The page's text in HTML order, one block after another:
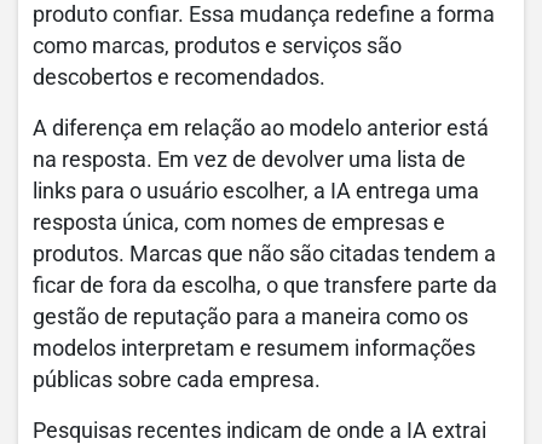
produto confiar. Essa mudança redefine a forma
como marcas, produtos e serviços são
descobertos e recomendados.
A diferença em relação ao modelo anterior está
na resposta. Em vez de devolver uma lista de
links para o usuário escolher, a IA entrega uma
resposta única, com nomes de empresas e
produtos. Marcas que não são citadas tendem a
ficar de fora da escolha, o que transfere parte da
gestão de reputação para a maneira como os
modelos interpretam e resumem informações
públicas sobre cada empresa.
Pesquisas recentes indicam de onde a IA extrai